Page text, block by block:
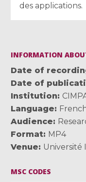
des applications.
INFORMATION
Date of
Date of
Institution
Language
Audience
Format MP4
Venue
Université
MSC CODES